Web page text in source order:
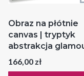
Obraz na płótnie
canvas | tryptyk
abstrakcja
Cena
166,00 zł